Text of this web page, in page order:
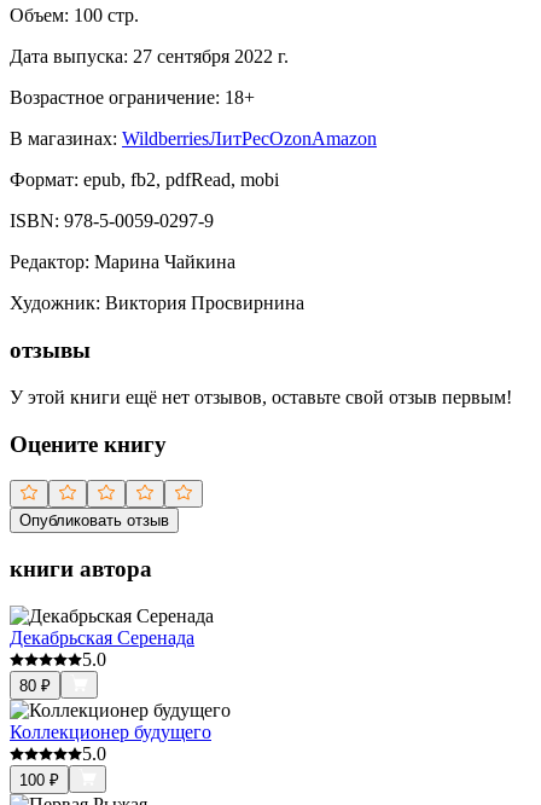
Объем: 100 стр.
Дата выпуска: 27 сентября 2022 г.
Возрастное ограничение: 18+
В магазинах: WildberriesЛитРесOzonAmazon
Формат: epub, fb2, pdfRead, mobi
ISBN: 978-5-0059-0297-9
Редактор: Марина Чайкина
Художник: Виктория Просвирнина
отзывы
У этой книги ещё нет отзывов, оставьте свой отзыв первым!
Оцените книгу
Опубликовать отзыв
книги автора
Декабрьская Серенада
5.0
80 ₽
Коллекционер будущего
5.0
100 ₽